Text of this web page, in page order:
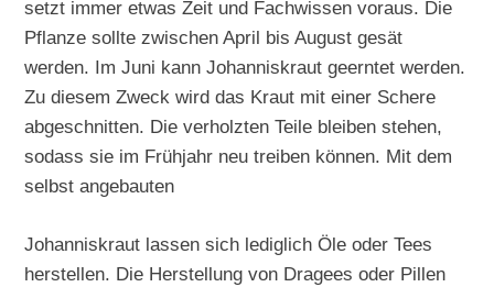
setzt immer etwas Zeit und Fachwissen voraus. Die
Pflanze sollte zwischen April bis August gesät
werden. Im Juni kann Johanniskraut geerntet werden.
Zu diesem Zweck wird das Kraut mit einer Schere
abgeschnitten. Die verholzten Teile bleiben stehen,
sodass sie im Frühjahr neu treiben können. Mit dem
selbst angebauten
Johanniskraut lassen sich lediglich Öle oder Tees
herstellen. Die Herstellung von Dragees oder Pillen